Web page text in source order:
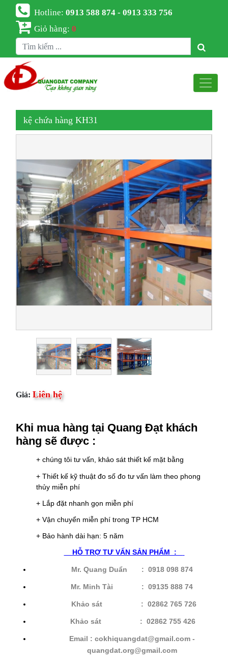
Hotline:0913 588 874 - 0913 333 756
Giỏ hàng:0
kệ chứa hàng KH31
Giá: Liên hệ
Khi mua hàng tại Quang Đạt khách
hàng sẽ được :
+ chúng tôi tư vấn, khảo sát thiết kế mặt bằng
+ Thiết kế kỹ thuật đo số đo tư vấn làm theo phong
thủy miễn phí
+ Lắp đặt nhanh gọn miễn phí
+ Vận chuyển miễn phí trong TP HCM
+ Bảo hành dài hạn: 5 năm
HỖTRỢ TƯ VẤN SẢN PHẨM :
Mr. Quang Duẩn : 0918 098 874
Mr. Minh Tài : 09135 888 74
Khảo sát : 02862 765 726
Khảo sát : 02862 755 426
Email : cokhiquangdat@gmail.com -
quangdat.org@gmail.com